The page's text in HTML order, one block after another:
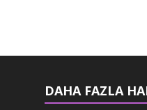
DAHA FAZLA